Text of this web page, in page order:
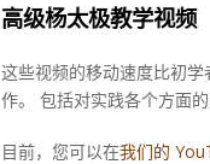
高级杨太极教学视频
这些视频的移动速度比初
作。 包括对实践各个方面的
目前，您可以在我们的